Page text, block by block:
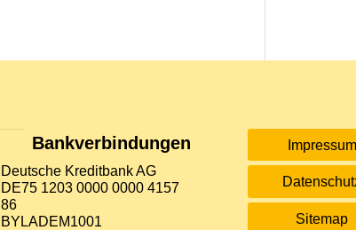
Bankverbindungen
Deutsche Kreditbank AG
DE75 1203 0000 0000 4157
86
BYLADEM1001
Impressum
Sitemap